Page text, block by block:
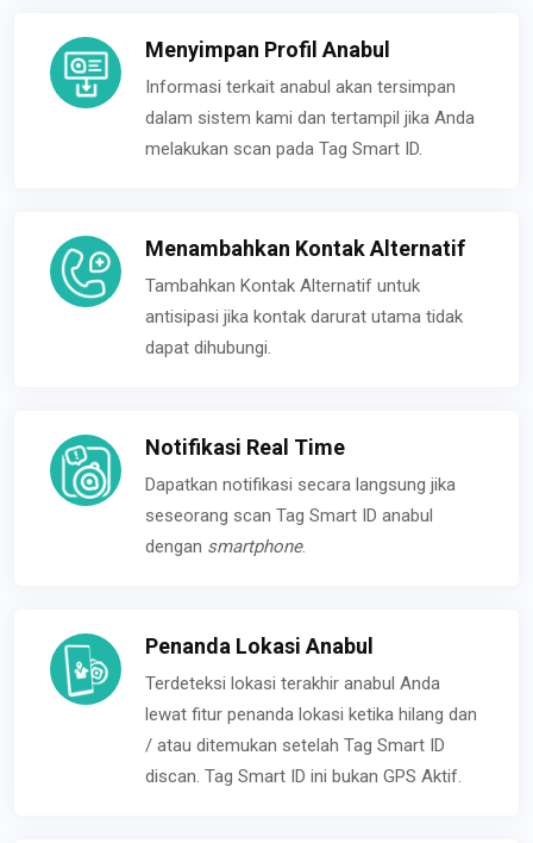
Menyimpan Profil Anabul
Informasi terkait anabul akan tersimpan
dalam sistem kami dan tertampil jika Anda
melakukan scan pada Tag Smart ID.
Menambahkan Kontak Alternatif
Tambahkan Kontak Alternatif untuk
antisipasi jika kontak darurat utama tidak
dapat dihubungi.
Notifikasi Real Time
Dapatkan notifikasi secara langsung jika
seseorang scan Tag Smart ID anabul
dengan smartphone.
Penanda Lokasi Anabul
Terdeteksi lokasi terakhir anabul Anda
lewat fitur penanda lokasi ketika hilang dan
/ atau ditemukan setelah Tag Smart ID
discan. Tag Smart ID ini bukan GPS Aktif.